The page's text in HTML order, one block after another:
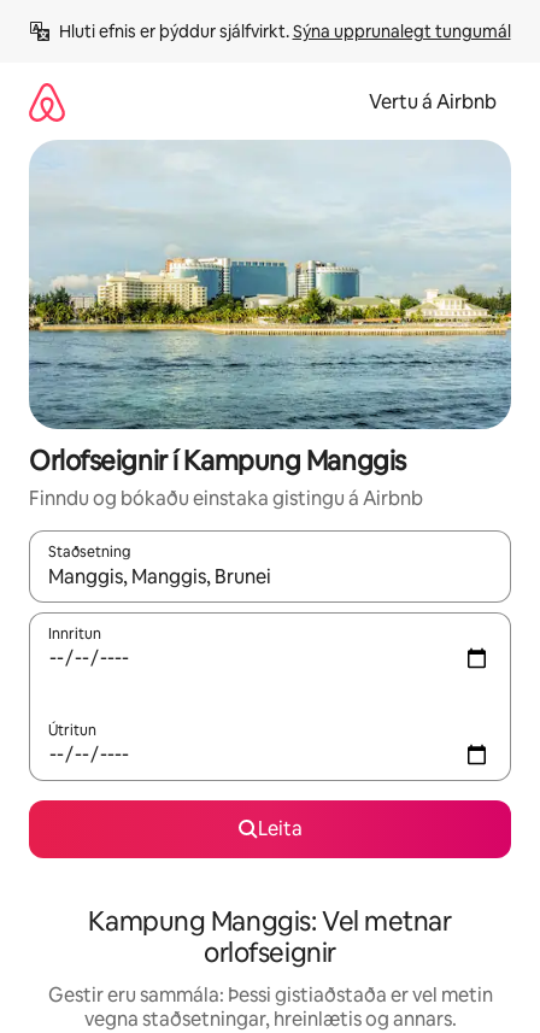
beint
Hluti efnis er þýddur sjálfvirkt. Sýna upprunalegt tungumál
Vertu á Airbnb
Orlofseignir í Kampung Manggis
Finndu og bókaðu einstaka gistingu á Airbnb
Staðsetning
Þegar niðurstöður liggja fyrir skaltu nota upp og niður
Innritun
Útritun
Leita
Kampung Manggis: Vel metnar
orlofseignir
Gestir eru sammála: Þessi gistiaðstaða er vel metin
vegna staðsetningar, hreinlætis og annars.